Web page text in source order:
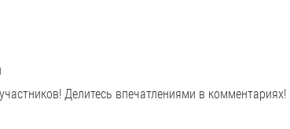
Делитесь впечатлениями в комментариях!